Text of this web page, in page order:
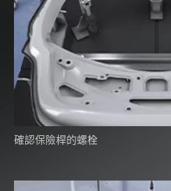
確認保險桿的螺栓